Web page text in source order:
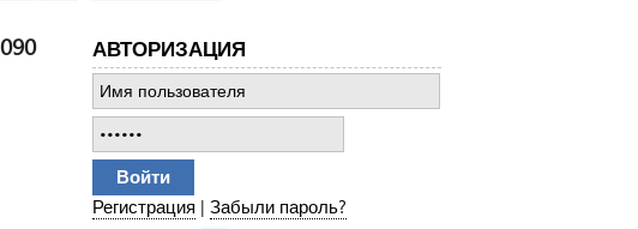
затмила все предыдущее такие
открытия.
АВТОРИЗАЦИЯ
Регистрация | Забыли пароль?